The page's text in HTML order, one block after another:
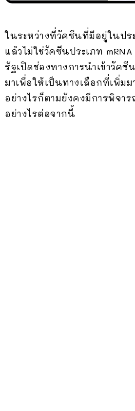
ในระหว่างที่วัคซีนที่มีอยู่ในปร
แล้วไม่ใช่วัคซีนประเภท
รัฐเปิดช่องทางการนำเข้าวัคซี
มาเพื่อให้เป็นทางเลือกที่เพิ่ม
อย่างไรก็ตามยังคงมีการพิจา
อย่างไรต่อจากนี้